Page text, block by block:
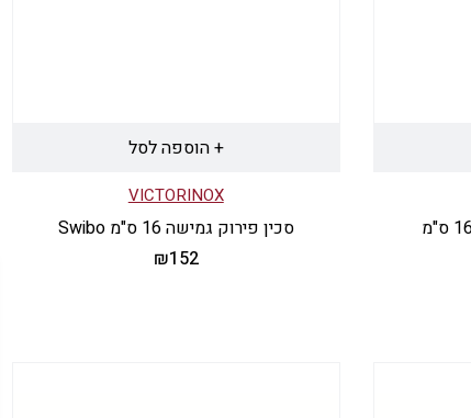
+ הוספה לסל
VICTORINOX
סכין פירוק גמישה 16 ס"מ Swibo
₪152